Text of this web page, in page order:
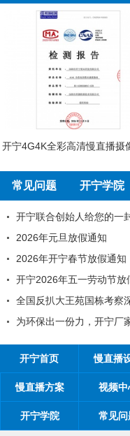
开宁4G4K全彩高清慢直播摄
常见问题 开宁学院
开宁联合创始人给您的一
2026年元旦放假通知
2026年开宁春节放假通知
开宁2026年五一劳动节放
全国反扒大王苑国栋考察
为环保出一份力，开宁厂
开宁首页 慢直播
慢直播方案 视频中
开宁学院 常见问